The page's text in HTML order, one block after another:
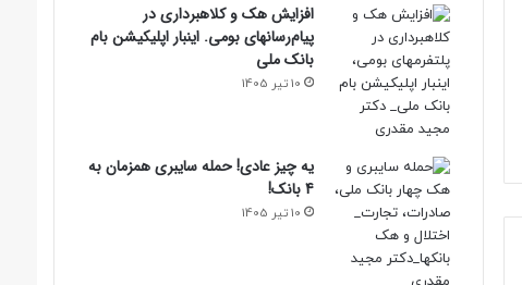
افزایش هک و کلاهبرداری در
پیام‌رسانهای بومی. اینبار اپلیکیشن بام‌
بانک ملی
10 تیر 1405
یه چیز عادی! حمله سایبری همزمان به
4 بانک!
10 تیر 1405